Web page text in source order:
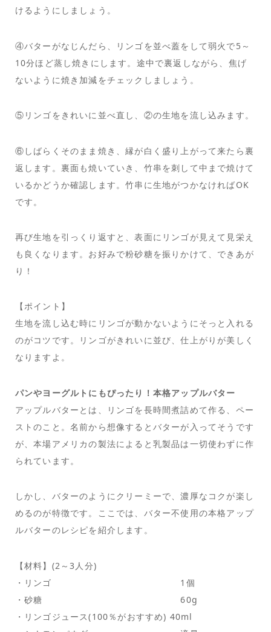
けるようにしましょう。
④バターがなじんだら、リンゴを並べ蓋をして弱火で5～
10分ほど蒸し焼きにします。途中で裏返しながら、焦げ
ないように焼き加減をチェックしましょう。
⑤リンゴをきれいに並べ直し、②の生地を流し込みます。
⑥しばらくそのまま焼き、縁が白く盛り上がって来たら裏
返します。裏面も焼いていき、竹串を刺して中まで焼けて
いるかどうか確認します。竹串に生地がつかなければOK
です。
再び生地を引っくり返すと、表面にリンゴが見えて見栄え
も良くなります。お好みで粉砂糖を振りかけて、できあが
り！
【ポイント】
生地を流し込む時にリンゴが動かないようにそっと入れる
のがコツです。リンゴがきれいに並び、仕上がりが美しく
なりますよ。
パンやヨーグルトにもぴったり！本格アップルバター
アップルバターとは、リンゴを長時間煮詰めて作る、ペー
ストのこと。名前から想像するとバターが入ってそうです
が、本場アメリカの製法によると乳製品は一切使わずに作
られています。
しかし、バターのようにクリーミーで、濃厚なコクが楽し
めるのが特徴です。ここでは、バター不使用の本格アップ
ルバターのレシピを紹介します。
【材料】(2～3人分)
・リンゴ 1個
・砂糖 60g
・リンゴジュース(100％がおすすめ) 40ml